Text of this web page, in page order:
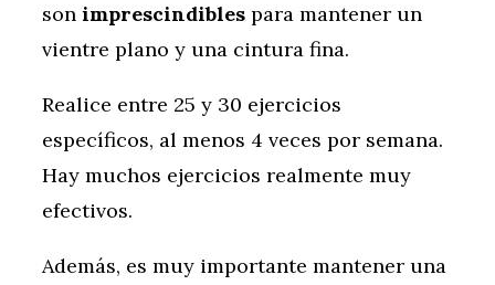
son imprescindibles para mantener un
vientre plano y una cintura fina.
Realice entre 25 y 30 ejercicios
específicos, al menos 4 veces por semana.
Hay muchos ejercicios realmente muy
efectivos.
Además, es muy importante mantener una